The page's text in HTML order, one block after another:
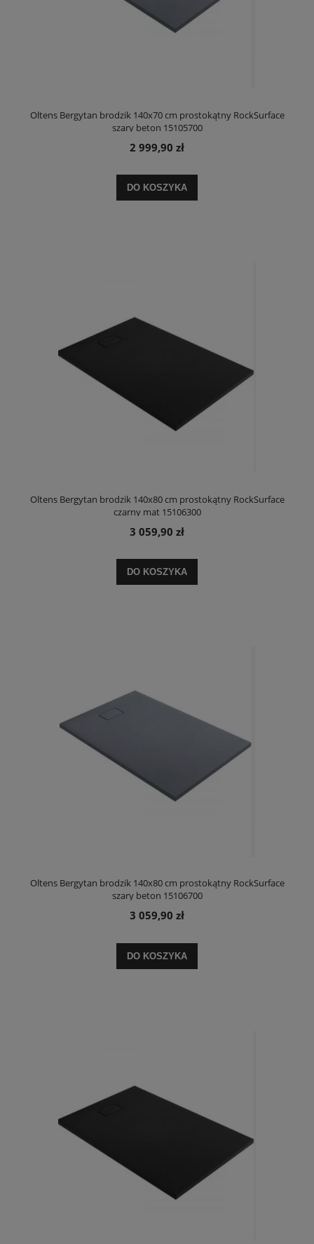
Oltens Bergytan brodzik 140x70 cm prostokątny RockSurface
szary beton 15105700
2 999,90 zł
DO KOSZYKA
Oltens Bergytan brodzik 140x80 cm prostokątny RockSurface
czarny mat 15106300
3 059,90 zł
DO KOSZYKA
Oltens Bergytan brodzik 140x80 cm prostokątny RockSurface
szary beton 15106700
3 059,90 zł
DO KOSZYKA